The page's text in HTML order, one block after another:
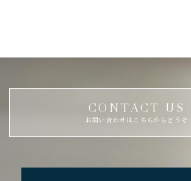
CONTACT US
お問い合わせはこちらからどうぞ